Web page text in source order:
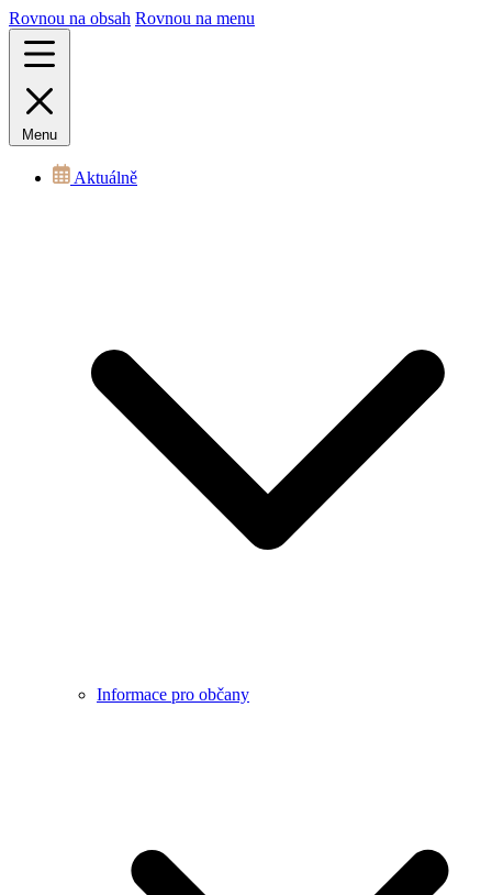
Rovnou na obsah Rovnou na menu
Menu
Aktuálně
Informace pro občany